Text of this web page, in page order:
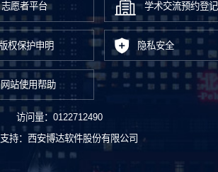
志愿者平台 学术交流预约登记
版权保护申明 隐私安全
网站使用帮助
访问量： 0122712490
持： 西安博达软件股份有限公司